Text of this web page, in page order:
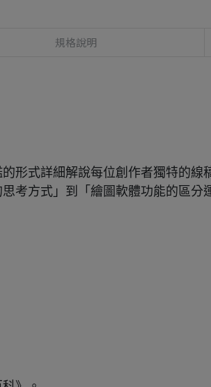
規格說明
形式詳細解說每位創作者獨特的線
考方式」到「繪圖軟體功能的區